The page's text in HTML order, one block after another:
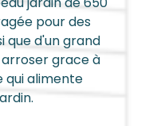
pour des
que d'un grand
grace à
qui alimente